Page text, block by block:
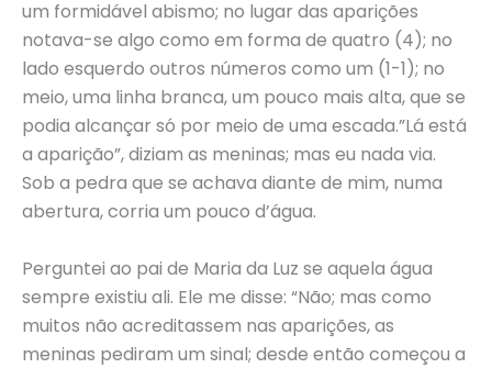
um formidável abismo; no lugar das aparições
notava-se algo como em forma de quatro (4); no
lado esquerdo outros números como um (1-1); no
meio, uma linha branca, um pouco mais alta, que se
podia alcançar só por meio de uma escada.”Lá está
a aparição”, diziam as meninas; mas eu nada via.
Sob a pedra que se achava diante de mim, numa
abertura, corria um pouco d’água.
Perguntei ao pai de Maria da Luz se aquela água
sempre existiu ali. Ele me disse: “Não; mas como
muitos não acreditassem nas aparições, as
meninas pediram um sinal; desde então começou a